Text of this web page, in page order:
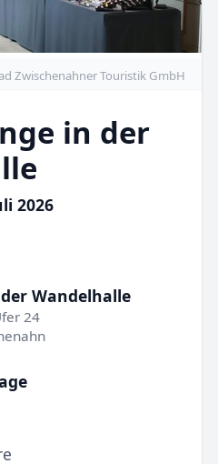
Zwischenahner Touristik GmbH
in der
2026
Wandelhalle
24